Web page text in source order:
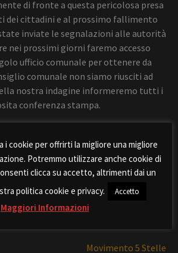
di fronte a questa pericolosa presa
dei cittadini e al prossimo fallimento
inviate le segnalazioni alle autorità
nei prossimi giorni faremo accesso
ufficio comunale per ottenere da
comunale non siamo riusciti ad
nostra indagine informeremo tutti i
conferenza stampa.
I Gruppi Consiliari
Lista Spiga
Movimento 5 Stelle
i cookie per offrirti la migliore una migliore
Potremmo utilizzare anche cookie di
clicca su accetto, altrimenti dai un
politica cookie e privacy.
Accetto
Maggiori Informazioni